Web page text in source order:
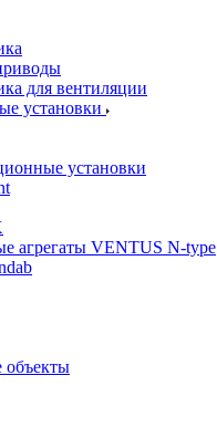
для вентиляции
установки
установки
агрегаты VENTUS N-type
объекты